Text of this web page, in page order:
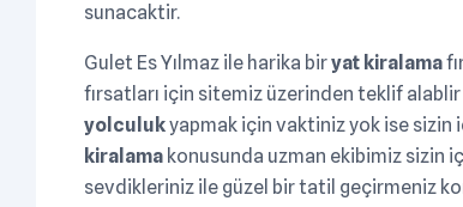
sunacaktir.
Gulet Es Yılmaz ile harika biryat kiralama
fırsatları için sitemiz üzerinden teklif
yolculukyapmak için vaktiniz yok ise sizin
kiralama konusunda uzman ekibimiz sizin
sevdikleriniz ile güzel bir tatil geçirmeniz